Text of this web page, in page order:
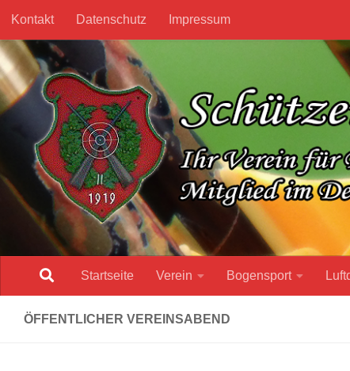
Unter dem Inhalt
Kontakt Datenschutz Impressum
Startseite Verein Bogensport
ÖFFENTLICHER VEREINSABEND